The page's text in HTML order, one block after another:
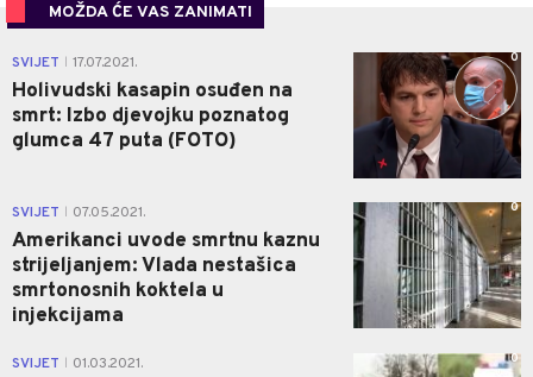
MOŽDA ĆE VAS ZANIMATI
SVIJET 17.07.2021.
Holivudski kasapin osuđen na
smrt: Izbo djevojku poznatog
glumca 47 puta (FOTO)
0
SVIJET 07.05.2021.
Amerikanci uvode smrtnu kaznu
strijeljanjem: Vlada nestašica
smrtonosnih koktela u
injekcijama
0
SVIJET 01.03.2021. 0